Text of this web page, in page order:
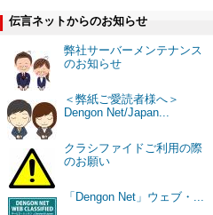
伝言ネットからのお知らせ
弊社サーバーメンテナンス
のお知らせ
＜弊紙ご愛読者様へ＞
Dengon Net/Japan...
クラシファイドご利用の際
のお願い
「Dengon Net」ウェブ・...